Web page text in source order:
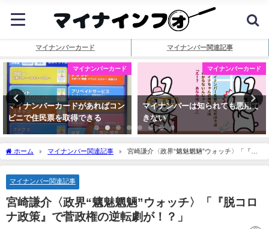
マイナンバーカード マイナンバー関連記事
マイナンバーカード
マイナンバーカードがあればコン
ビニで住民票を取得できる
マイナンバーカード
マイナンバーは知られても悪用で
きない
ホーム マイナンバー関連記事
宮崎謙介〈政界“魑魅魍魎”ウォッチ〉「『脱
コロナ政策』で菅政権の逆転劇が！？」
マイナンバー関連記事
宮崎謙介〈政界“魑魅魍魎”ウォッチ〉「『脱コロ
ナ政策』で菅政権の逆転劇が！？」